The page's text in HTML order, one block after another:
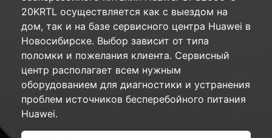
20KRTL осуществляется как с выездом на
дом, так и на базе сервисного центра Huawei в
Новосибирске. Выбор зависит от типа
поломки и пожелания клиента. Сервисный
центр располагает всем нужным
оборудованием для диагностики и устранения
проблем источников бесперебойного питания
Huawei.